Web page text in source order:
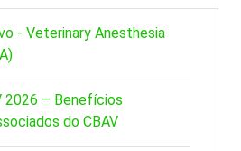
- Veterinary Anesthesia
2026 – Benefícios
do CBAV